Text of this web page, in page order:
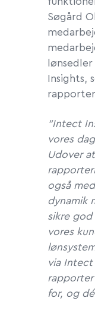
Søgård
Insights,
”Intect
vores
Udover
også
dynamik
sikre god
vores
via
for, og